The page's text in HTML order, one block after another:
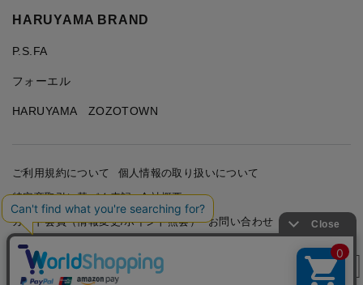
絞り込み
HARUYAMA BRAND
P.S.FA
フォーエル
HARUYAMA ZOZOTOWN
ご利用規約について
個人情報の取り扱いについて
特定商取引に基づく表記
会社概要
カード会員（情報変更/ポイント照会）
お問い合わせ